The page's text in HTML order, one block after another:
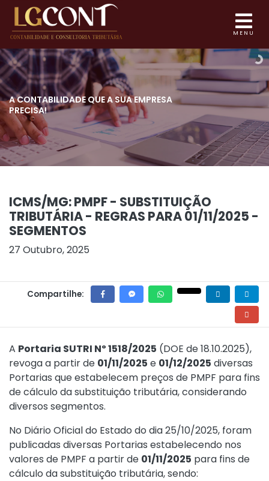
MENU
A CONTABILIDADE QUEA SUA EMPRESA
PRECISA!
ICMS/MG: PMPF - SUBSTITUIÇÃO
TRIBUTÁRIA - REGRAS PARA 01/11/2025 -
SEGMENTOS
27 Outubro, 2025
Compartilhe:
A Portaria SUTRI Nº 1518/2025 (DOE de 18.10.2025),
revoga a partir de 01/11/2025 e 01/12/2025 diversas
Portarias que estabelecem preços de PMPF para fins
de cálculo da substituição tributária, considerando
diversos segmentos.
No Diário Oficial do Estado do dia 25/10/2025, foram
publicadas diversas Portarias estabelecendo nos
valores de PMPF a partir de 01/11/2025 para fins de
cálculo da substituição tributária, sendo: